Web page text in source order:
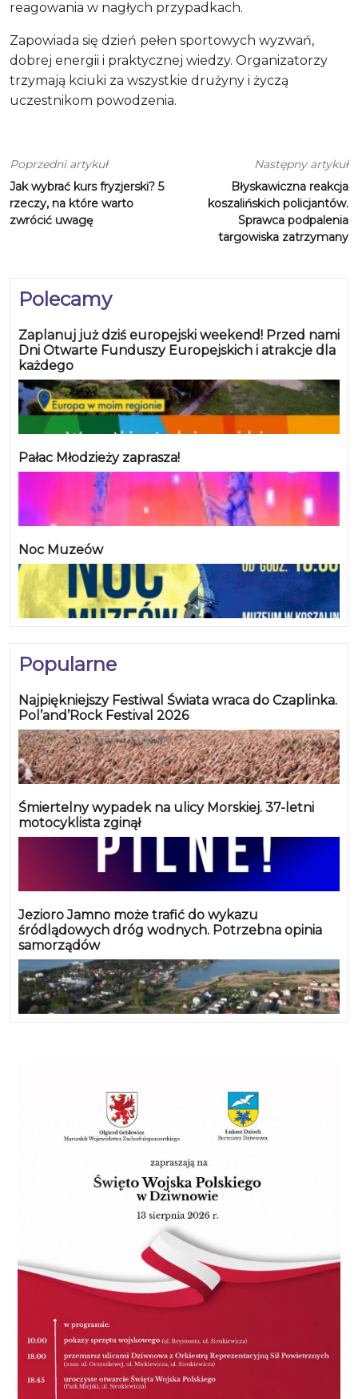
Polecamy
Zaplanuj już dziś europejski weekend! Przed nami
Dni Otwarte Funduszy Europejskich i atrakcje dla
każdego
Pałac Młodzieży zaprasza!
Noc Muzeów
Popularne
Najpiękniejszy Festiwal Świata wraca do Czaplinka.
Pol’and’Rock Festival 2026
Śmiertelny wypadek na ulicy Morskiej. 37-letni
motocyklista zginął
Jezioro Jamno może trafić do wykazu
śródlądowych dróg wodnych. Potrzebna opinia
samorządów
reagowania w nagłych przypadkach.
Zapowiada się dzień pełen sportowych wyzwań,
dobrej energii i praktycznej wiedzy. Organizatorzy
trzymają kciuki za wszystkie drużyny i życzą
uczestnikom powodzenia.
Poprzedni artykuł
Jak wybrać kurs fryzjerski? 5
rzeczy, na które warto
zwrócić uwagę
Następny artykuł
Błyskawiczna reakcja
koszalińskich policjantów.
Sprawca podpalenia
targowiska zatrzymany